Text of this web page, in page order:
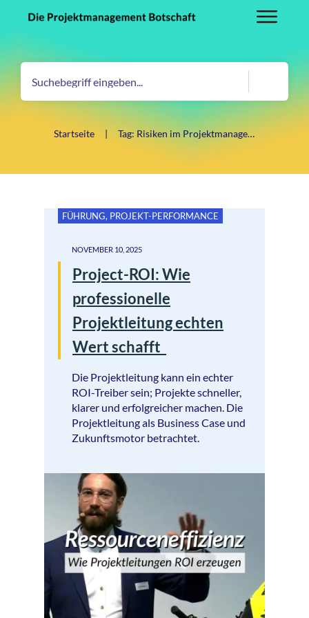
Startseite | Tag: Risiken im Projektmanagement
FÜHRUNG, PROJEKT-PERFORMANCE
NOVEMBER 10, 2025
Project-ROI: Wie
professionelle
Projektleitung echten
Wert schafft
Die Projektleitung kann ein echter
ROI-Treiber sein; Projekte schneller,
klarer und erfolgreicher machen. Die
Projektleitung als Business Case und
Zukunftsmotor betrachtet.